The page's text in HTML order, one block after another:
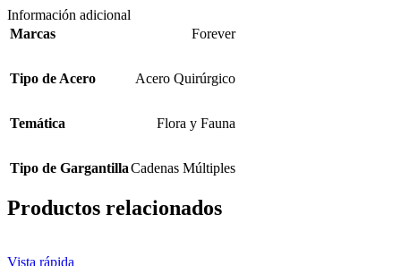
Información adicional
Marcas
Forever
Tipo de Acero Acero Quirúrgico
Temática Flora y Fauna
Tipo de GargantillaCadenas Múltiples
Productos relacionados
Vista rápida